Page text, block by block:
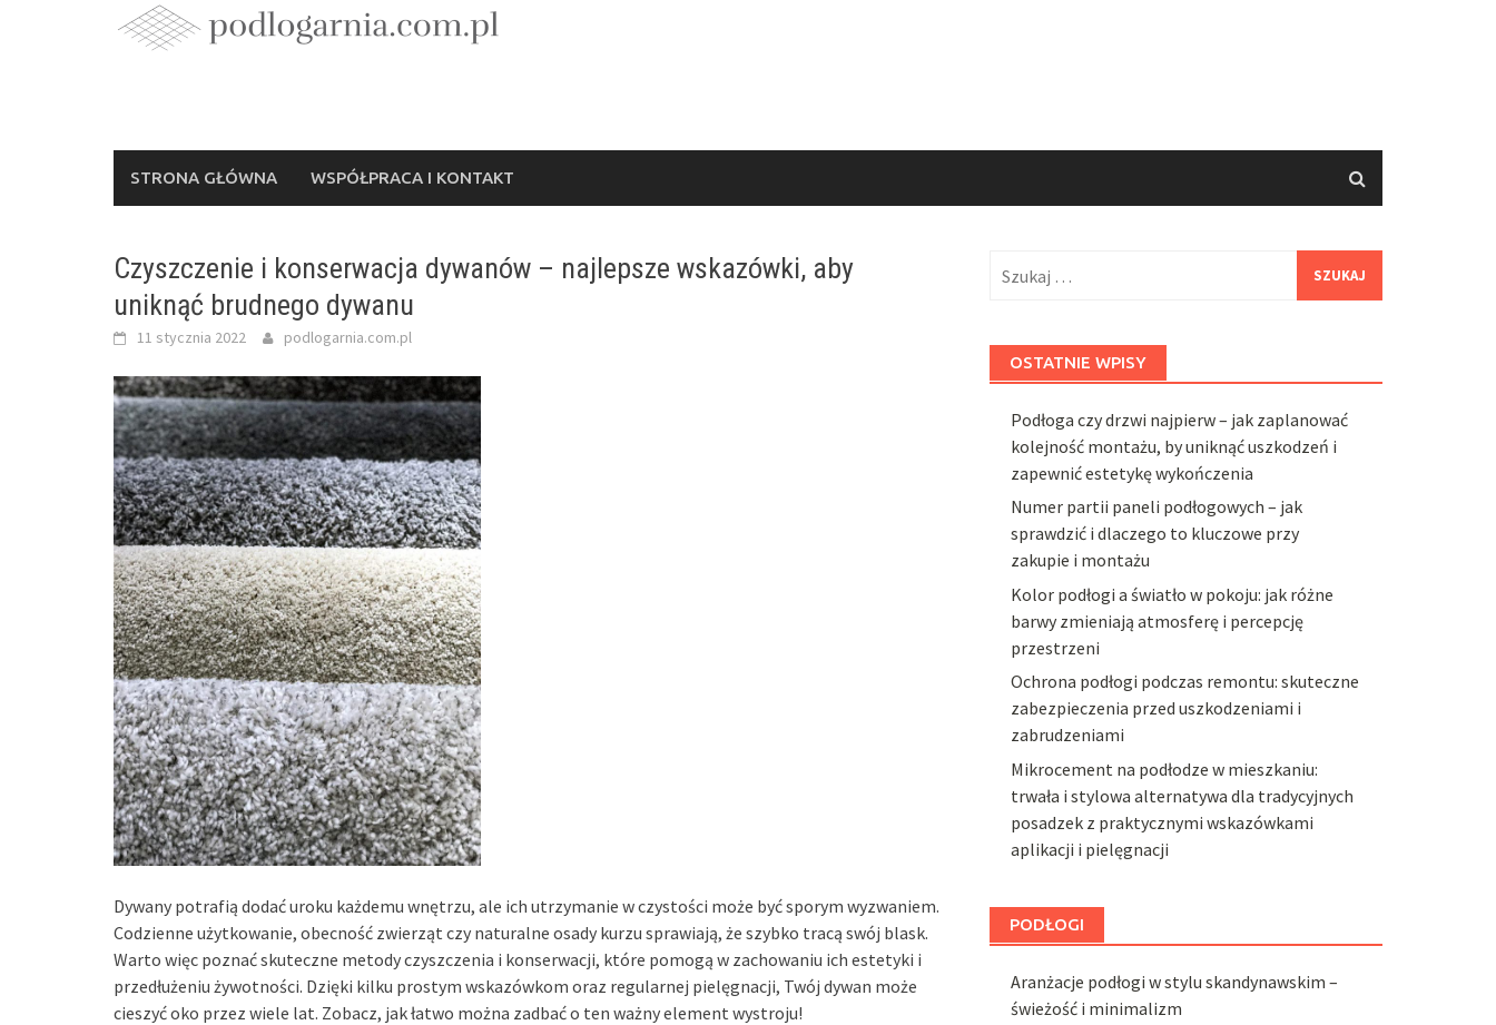
STRONA GŁÓWNA WSPÓŁPRACA I KONTAKT
Czyszczenie i konserwacja dywanów – najlepsze wskazówki, aby
uniknąć brudnego dywanu
11 stycznia 2022 podlogarnia.com.pl
Dywany potrafią dodać uroku każdemu wnętrzu, ale ich utrzymanie w czystości może być sporym wyzwaniem.
Codzienne użytkowanie, obecność zwierząt czy naturalne osady kurzu sprawiają, że szybko tracą swój blask.
Warto więc poznać skuteczne metody czyszczenia i konserwacji, które pomogą w zachowaniu ich estetyki i
przedłużeniu żywotności. Dzięki kilku prostym wskazówkom oraz regularnej pielęgnacji, Twój dywan może
cieszyć oko przez wiele lat. Zobacz, jak łatwo można zadbać o ten ważny element wystroju!
OSTATNIE WPISY
Podłoga czy drzwi najpierw – jak zaplanować
kolejność montażu, by uniknąć uszkodzeń i
zapewnić estetykę wykończenia
Numer partii paneli podłogowych – jak
sprawdzić i dlaczego to kluczowe przy
zakupie i montażu
Kolor podłogi a światło w pokoju: jak różne
barwy zmieniają atmosferę i percepcję
przestrzeni
Ochrona podłogi podczas remontu: skuteczne
zabezpieczenia przed uszkodzeniami i
zabrudzeniami
Mikrocement na podłodze w mieszkaniu:
trwała i stylowa alternatywa dla tradycyjnych
posadzek z praktycznymi wskazówkami
aplikacji i pielęgnacji
PODŁOGI
Aranżacje podłogi w stylu skandynawskim –
świeżość i minimalizm